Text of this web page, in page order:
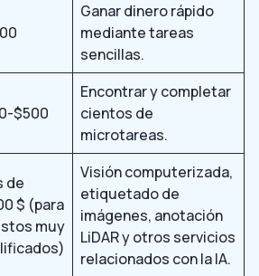
Ganar dinero rápido
mediante tareas
sencillas.
$500
Encontrar y completar
cientos de
microtareas.
de
$ (para
muy
Visión computerizada,
etiquetado de
imágenes, anotación
LiDAR y otros servicios
relacionados con la IA.